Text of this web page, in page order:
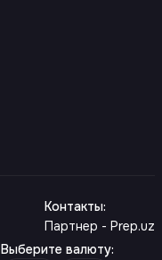
Контакты:
Партнер - Prep.uz
Выберите валюту: